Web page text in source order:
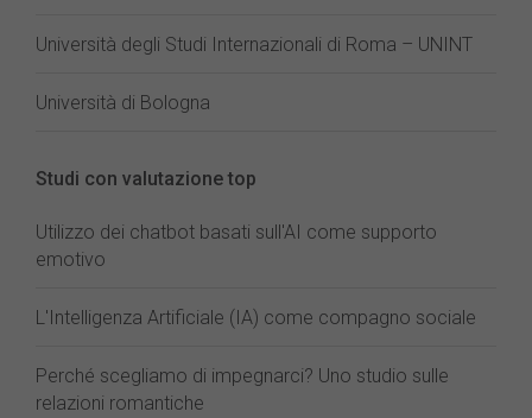
Università degli Studi Internazionali di Roma – UNINT
Università di Bologna
Studi con valutazione top
Utilizzo dei chatbot basati sull'AI come supporto
emotivo
L'Intelligenza Artificiale (IA) come compagno sociale
Perché scegliamo di impegnarci? Uno studio sulle
relazioni romantiche